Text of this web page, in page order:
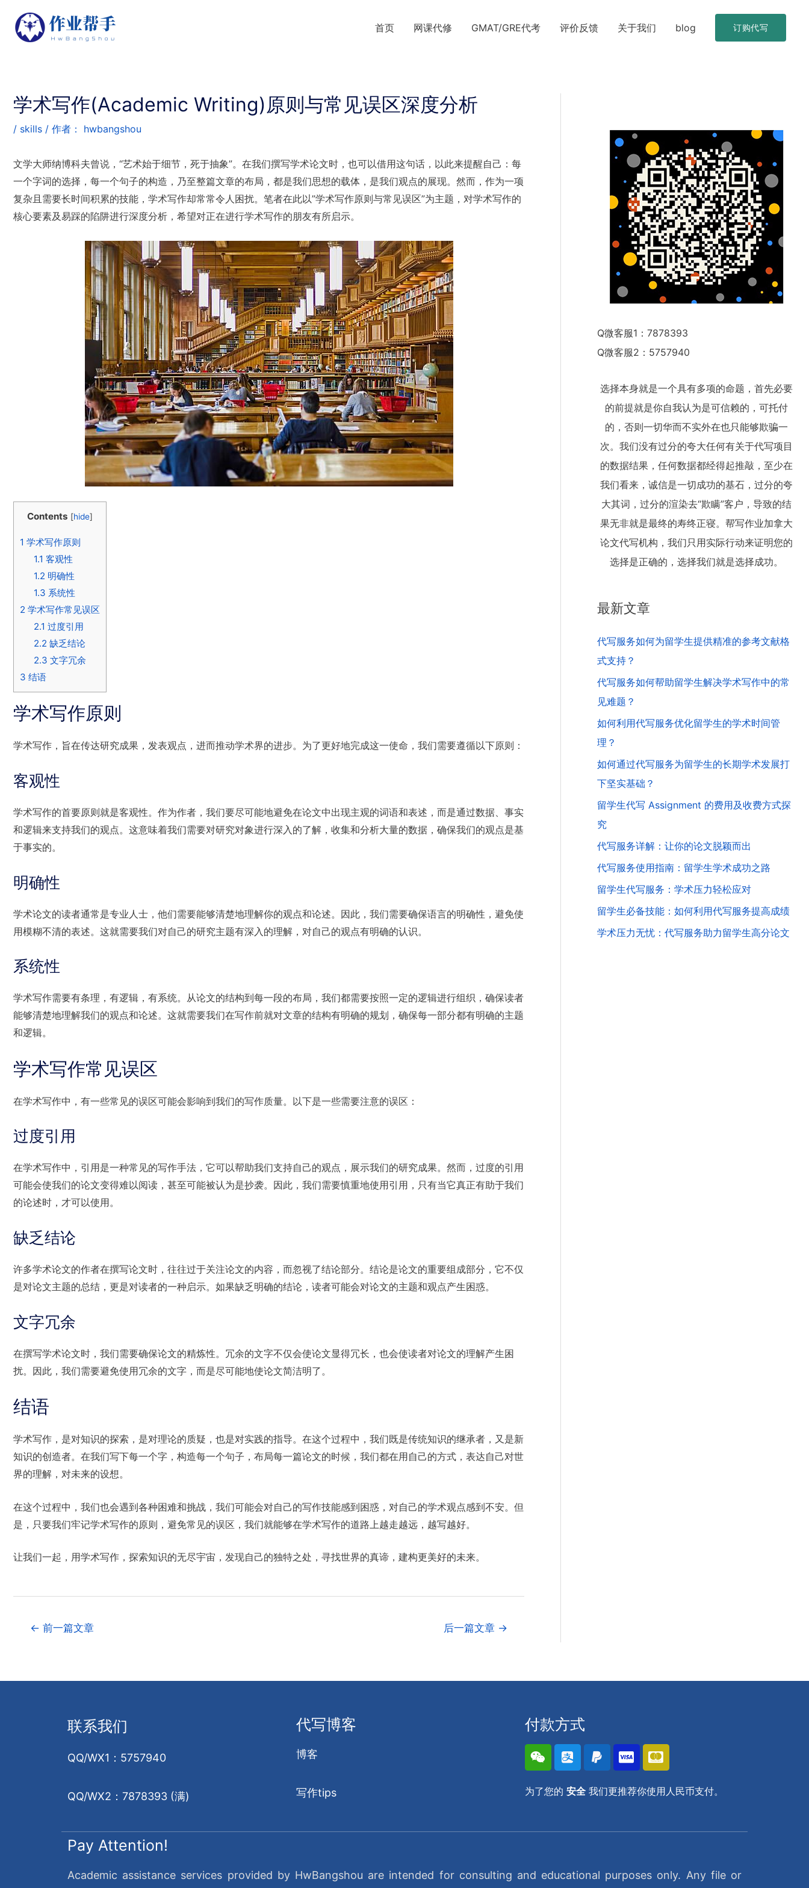
首页 网课代修 GMAT/GRE代考 评价反馈 关于我们 blog 订购代写
学术写作(Academic Writing)原则与常见误区深度分析
/ skills / 作者： hwbangshou
文学大师纳博科夫曾说，“艺术始于细节，死于抽象”。在我们撰写学术论文时，也可以借用这句话，以此来提醒自己：每
一个字词的选择，每一个句子的构造，乃至整篇文章的布局，都是我们思想的载体，是我们观点的展现。然而，作为一项
复杂且需要长时间积累的技能，学术写作却常常令人困扰。笔者在此以”学术写作原则与常见误区”为主题，对学术写作的
核心要素及易踩的陷阱进行深度分析，希望对正在进行学术写作的朋友有所启示。
Contents [hide]
1 学术写作原则
1.1 客观性
1.2 明确性
1.3 系统性
2 学术写作常见误区
2.1 过度引用
2.2 缺乏结论
2.3 文字冗余
3 结语
学术写作原则
学术写作，旨在传达研究成果，发表观点，进而推动学术界的进步。为了更好地完成这一使命，我们需要遵循以下原则：
客观性
学术写作的首要原则就是客观性。作为作者，我们要尽可能地避免在论文中出现主观的词语和表述，而是通过数据、事实
和逻辑来支持我们的观点。这意味着我们需要对研究对象进行深入的了解，收集和分析大量的数据，确保我们的观点是基
于事实的。
明确性
学术论文的读者通常是专业人士，他们需要能够清楚地理解你的观点和论述。因此，我们需要确保语言的明确性，避免使
用模糊不清的表述。这就需要我们对自己的研究主题有深入的理解，对自己的观点有明确的认识。
系统性
学术写作需要有条理，有逻辑，有系统。从论文的结构到每一段的布局，我们都需要按照一定的逻辑进行组织，确保读者
能够清楚地理解我们的观点和论述。这就需要我们在写作前就对文章的结构有明确的规划，确保每一部分都有明确的主题
和逻辑。
学术写作常见误区
在学术写作中，有一些常见的误区可能会影响到我们的写作质量。以下是一些需要注意的误区：
过度引用
在学术写作中，引用是一种常见的写作手法，它可以帮助我们支持自己的观点，展示我们的研究成果。然而，过度的引用
可能会使我们的论文变得难以阅读，甚至可能被认为是抄袭。因此，我们需要慎重地使用引用，只有当它真正有助于我们
的论述时，才可以使用。
缺乏结论
许多学术论文的作者在撰写论文时，往往过于关注论文的内容，而忽视了结论部分。结论是论文的重要组成部分，它不仅
是对论文主题的总结，更是对读者的一种启示。如果缺乏明确的结论，读者可能会对论文的主题和观点产生困惑。
文字冗余
在撰写学术论文时，我们需要确保论文的精炼性。冗余的文字不仅会使论文显得冗长，也会使读者对论文的理解产生困
扰。因此，我们需要避免使用冗余的文字，而是尽可能地使论文简洁明了。
结语
学术写作，是对知识的探索，是对理论的质疑，也是对实践的指导。在这个过程中，我们既是传统知识的继承者，又是新
知识的创造者。在我们写下每一个字，构造每一个句子，布局每一篇论文的时候，我们都在用自己的方式，表达自己对世
界的理解，对未来的设想。
在这个过程中，我们也会遇到各种困难和挑战，我们可能会对自己的写作技能感到困惑，对自己的学术观点感到不安。但
是，只要我们牢记学术写作的原则，避免常见的误区，我们就能够在学术写作的道路上越走越远，越写越好。
让我们一起，用学术写作，探索知识的无尽宇宙，发现自己的独特之处，寻找世界的真谛，建构更美好的未来。
← 前一篇文章 后一篇文章 →
Q微客服1：7878393
Q微客服2：5757940
选择本身就是一个具有多项的命题，首先必要
的前提就是你自我认为是可信赖的，可托付
的，否则一切华而不实外在也只能够欺骗一
次。我们没有过分的夸大任何有关于代写项目
的数据结果，任何数据都经得起推敲，至少在
我们看来，诚信是一切成功的基石，过分的夸
大其词，过分的渲染去“欺瞒”客户，导致的结
果无非就是最终的寿终正寝。帮写作业加拿大
论文代写机构，我们只用实际行动来证明您的
选择是正确的，选择我们就是选择成功。
最新文章
代写服务如何为留学生提供精准的参考文献格
式支持？
代写服务如何帮助留学生解决学术写作中的常
见难题？
如何利用代写服务优化留学生的学术时间管
理？
如何通过代写服务为留学生的长期学术发展打
下坚实基础？
留学生代写 Assignment 的费用及收费方式探
究
代写服务详解：让你的论文脱颖而出
代写服务使用指南：留学生学术成功之路
留学生代写服务：学术压力轻松应对
留学生必备技能：如何利用代写服务提高成绩
学术压力无忧：代写服务助力留学生高分论文
联系我们
QQ/WX1：5757940
QQ/WX2：7878393 (满)
代写博客
博客
写作tips
付款方式
为了您的 安全我们更推荐你使用人民币支付。
Pay Attention!
Academic assistance services provided by HwBangshou are intended for consulting and educational purposes only. Any file or